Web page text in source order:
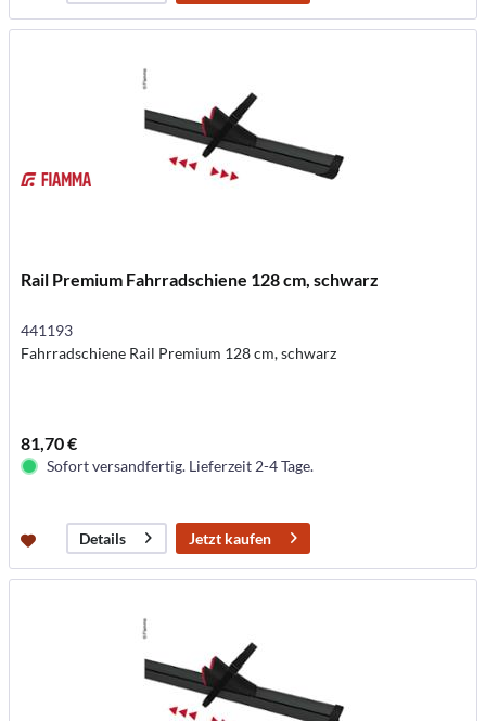
Rail Premium Fahrradschiene 128 cm, schwarz
441193
Fahrradschiene Rail Premium 128 cm, schwarz
81,70 €
Sofort versandfertig. Lieferzeit 2-4 Tage.
Details Jetzt kaufen